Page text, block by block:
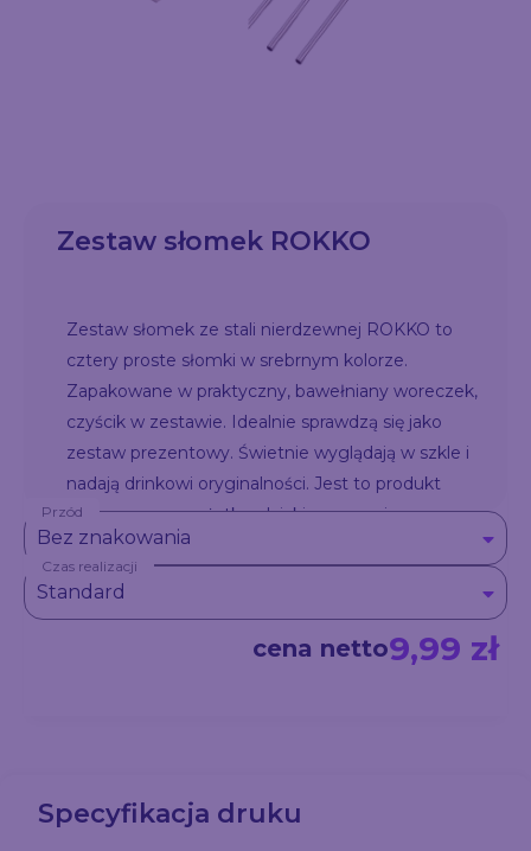
Zestaw słomek ROKKO
Zestaw słomek ze stali nierdzewnej ROKKO to
cztery proste słomki w srebrnym kolorze.
Zapakowane w praktyczny, bawełniany woreczek,
czyścik w zestawie. Idealnie sprawdzą się jako
zestaw prezentowy. Świetnie wyglądają w szkle i
nadają drinkowi oryginalności. Jest to produkt
wielorazowego użytku, dzięki czemu nie
przyczyniasz się do zaśmiecania środowiska.
Przód
Bez znakowania
Czas realizacji
Standard
cena netto9,99 zł
Specyfikacja druku